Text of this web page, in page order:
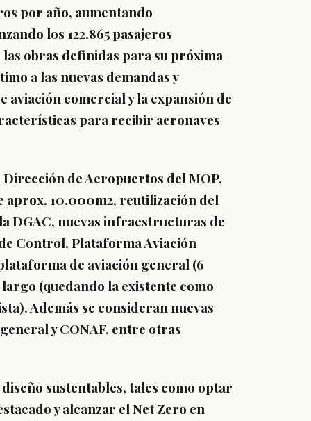
por año, aumentando
los 122.865 pasajeros
obras definidas para su próxima
a las nuevas demandas y
comercial y la expansión de
para recibir aeronaves
de Aeropuertos del MOP,
aprox. 10.000m2, reutilización del
DGAC, nuevas infraestructuras de
Control, Plataforma Aviación
de aviación general (6
(quedando la existente como
Además se consideran nuevas
y CONAF, entre otras
sustentables, tales como optar
y alcanzar el Net Zero en